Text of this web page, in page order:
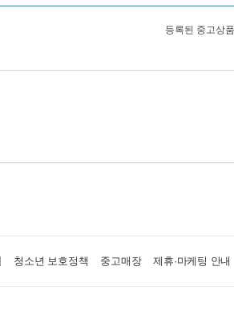
등록된 중고상
청소년 보호정책 중고매장 제휴·마케팅 안내